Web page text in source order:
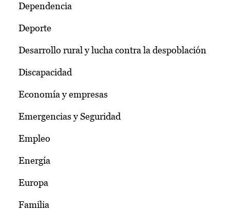
Dependencia
Deporte
Desarrollo rural y lucha contra la despoblación
Discapacidad
Economía y empresas
Emergencias y Seguridad
Empleo
Energía
Europa
Familia